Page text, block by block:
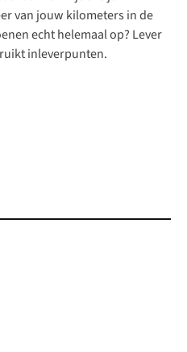
van jouw kilometers in de
echt helemaal op? Lever
inleverpunten.